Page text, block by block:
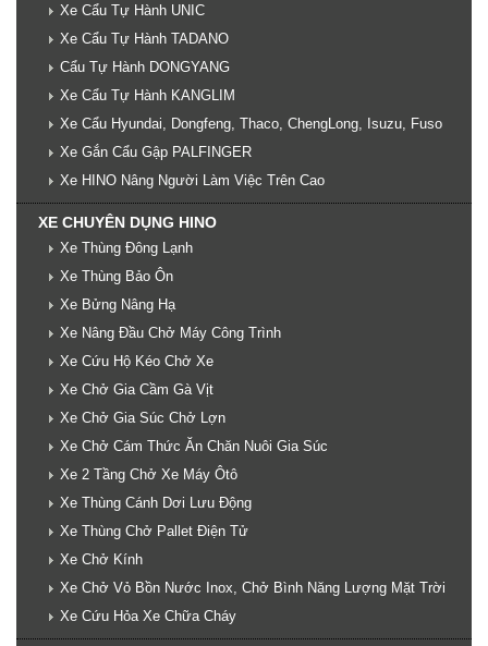
Xe Cẩu Tự Hành UNIC
Xe Cẩu Tự Hành TADANO
Cẩu Tự Hành DONGYANG
Xe Cẩu Tự Hành KANGLIM
Xe Cẩu Hyundai, Dongfeng, Thaco, ChengLong, Isuzu, Fuso
Xe Gắn Cẩu Gập PALFINGER
Xe HINO Nâng Người Làm Việc Trên Cao
XE CHUYÊN DỤNG HINO
Xe Thùng Đông Lạnh
Xe Thùng Bảo Ôn
Xe Bửng Nâng Hạ
Xe Nâng Đầu Chở Máy Công Trình
Xe Cứu Hộ Kéo Chở Xe
Xe Chở Gia Cầm Gà Vịt
Xe Chở Gia Súc Chở Lợn
Xe Chở Cám Thức Ăn Chăn Nuôi Gia Súc
Xe 2 Tầng Chở Xe Máy Ôtô
Xe Thùng Cánh Dơi Lưu Động
Xe Thùng Chở Pallet Điện Tử
Xe Chở Kính
Xe Chở Vỏ Bồn Nước Inox, Chở Bình Năng Lượng Mặt Trời
Xe Cứu Hỏa Xe Chữa Cháy